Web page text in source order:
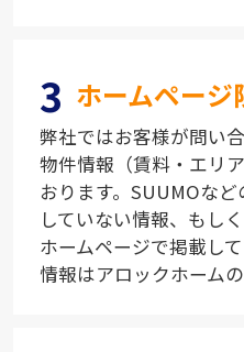
3 ホームページ
弊社ではお客様が問い
物件情報（賃料・エリ
おります。SUUMOな
していない情報、もし
ホームページで掲載し
情報はアロックホーム